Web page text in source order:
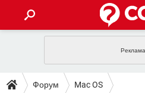
INSTAGRAM
ПОЛЕЗНЫЕ СОВЕТЫ
Форум Mac OS